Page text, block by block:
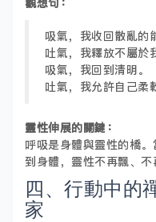
觀想句：
吸氣，我收回散亂的
吐氣，我釋放不屬於
吸氣，我回到清明。
吐氣，我允許自己柔
靈性伸展的關鍵：
呼吸是身體與靈性的橋
到身體，靈性不再飄、不
四、行動中的
家